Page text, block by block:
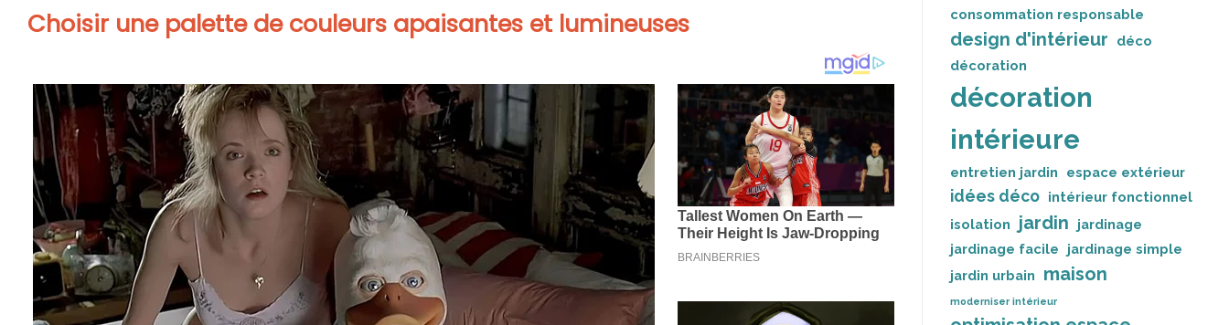
Choisir une palette de couleurs apaisantes et lumineuses
consommation responsable
design d'intérieur
déco
décoration
décoration
intérieure
entretien jardin espace extérieur
idées déco intérieur fonctionnel
isolation
jardin
jardinage
jardinage facile
jardinage simple
jardin urbain
maison
moderniser intérieur